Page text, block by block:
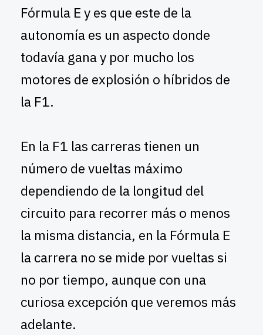
Fórmula E y es que este de la
autonomía es un aspecto donde
todavía gana y por mucho los
motores de explosión o híbridos de
la F1.
En la F1 las carreras tienen un
número de vueltas máximo
dependiendo de la longitud del
circuito para recorrer más o menos
la misma distancia, en la Fórmula E
la carrera no se mide por vueltas si
no por tiempo, aunque con una
curiosa excepción que veremos más
adelante.